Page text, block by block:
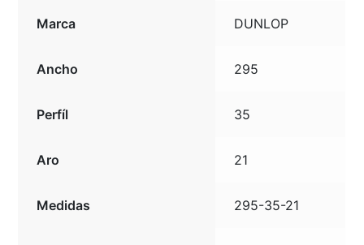
Marca DUNLOP
Ancho 295
Perfíl 35
Aro 21
Medidas 295-35-21